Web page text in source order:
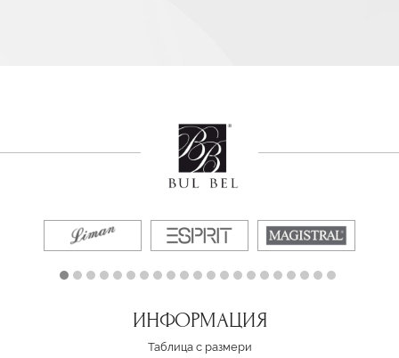
ИНФОРМАЦИЯ
Таблица с размери